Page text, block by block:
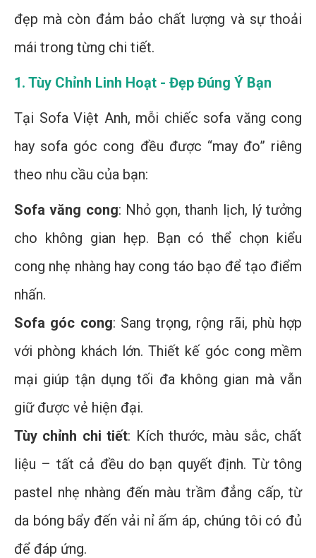
đẹp mà còn đảm bảo chất lượng và sự thoải
mái trong từng chi tiết.
1. Tùy Chỉnh Linh Hoạt - Đẹp Đúng Ý Bạn
Tại Sofa Việt Anh, mỗi chiếc sofa văng cong
hay sofa góc cong đều được “may đo” riêng
theo nhu cầu của bạn:
Sofa văng cong: Nhỏ gọn, thanh lịch, lý tưởng
cho không gian hẹp. Bạn có thể chọn kiểu
cong nhẹ nhàng hay cong táo bạo để tạo điểm
nhấn.
Sofa góc cong: Sang trọng, rộng rãi, phù hợp
với phòng khách lớn. Thiết kế góc cong mềm
mại giúp tận dụng tối đa không gian mà vẫn
giữ được vẻ hiện đại.
Tùy chỉnh chi tiết: Kích thước, màu sắc, chất
liệu – tất cả đều do bạn quyết định. Từ tông
pastel nhẹ nhàng đến màu trầm đẳng cấp, từ
da bóng bẩy đến vải nỉ ấm áp, chúng tôi có đủ
để đáp ứng.